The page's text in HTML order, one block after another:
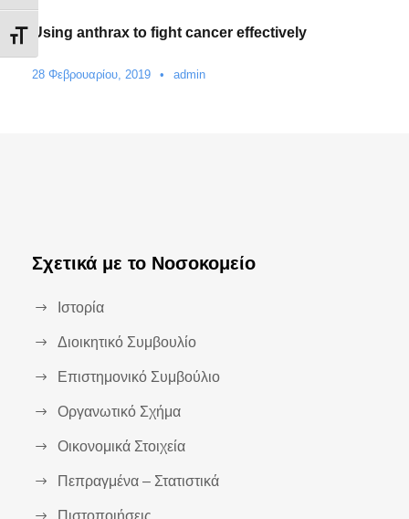
Εναλλαγή Μεγέθους Γραμμάτων
Using anthrax to fight cancer effectively
28 Φεβρουαρίου, 2019 • admin
Σχετικά με το Νοσοκομείο
Ιστορία
Διοικητικό Συμβουλίο
Επιστημονικό Συμβούλιο
Οργανωτικό Σχήμα
Οικονομικά Στοιχεία
Πεπραγμένα – Στατιστικά
Πιστοποιήσεις